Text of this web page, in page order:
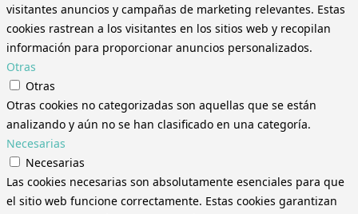
visitantes anuncios y campañas de marketing relevantes. Estas
cookies rastrean a los visitantes en los sitios web y recopilan
información para proporcionar anuncios personalizados.
Otras
Otras
Otras cookies no categorizadas son aquellas que se están
analizando y aún no se han clasificado en una categoría.
Necesarias
Necesarias
Las cookies necesarias son absolutamente esenciales para que
el sitio web funcione correctamente. Estas cookies garantizan